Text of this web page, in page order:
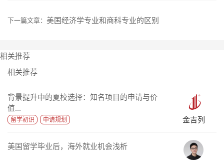
下一篇文章： 美国经济学专业和商科专业的区别
相关推荐
相关推荐
背景提升中的夏校选择：知名项目的申请与价
值...
留学初识 申请规划 金吉列
美国留学毕业后，海外就业机会浅析